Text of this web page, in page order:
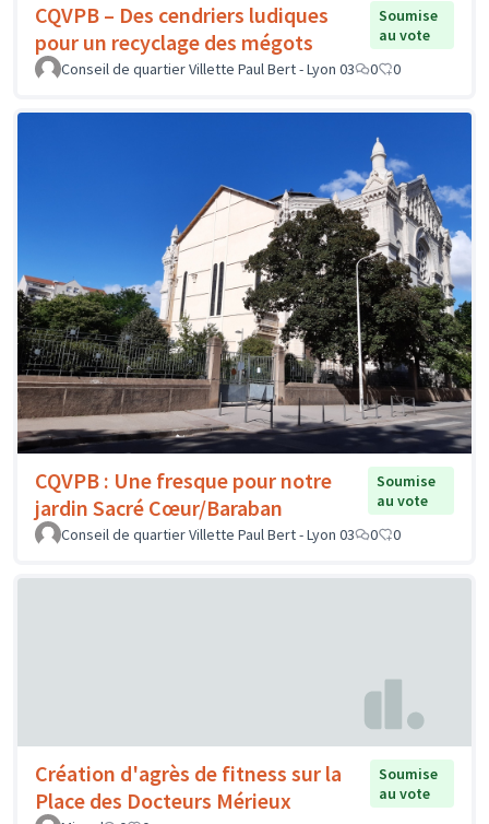
CQVPB – Des cendriers ludiques
pour un recyclage des mégots
Soumise
au vote
Conseil de quartier Villette Paul Bert - Lyon 03
0 0
CQVPB : Une fresque pour notre
jardin Sacré Cœur/Baraban
Soumise
au vote
Conseil de quartier Villette Paul Bert - Lyon 03
0 0
Création d'agrès de fitness sur la
Place des Docteurs Mérieux
Soumise
au vote